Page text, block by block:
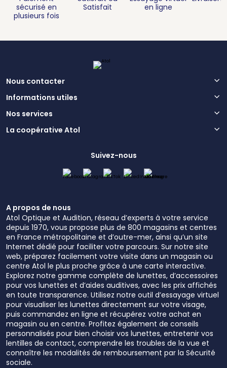
sécurisé en
plusieurs fois
Satisfait
en ligne
Nous contacter
Informations utiles
Nos services
La coopérative Atol
Suivez-nous
A propos de nous
Atol Optique et Audition, réseau d’experts à votre service
depuis 1970, vous propose plus de 800 magasins et centres
en France métropolitaine et d’outre-mer, ainsi qu’un site
Internet dédié pour faciliter votre parcours. Sur notre site
web, préparez facilement votre visite dans un magasin ou
centre Atol le plus proche grâce à une carte interactive.
Explorez notre gamme complète de lunettes, d’accessoires
pour vos lunettes et d’aides auditives, avec les prix affichés
en toute transparence. Utilisez notre outil d’essayage virtuel
pour visualiser les lunettes directement sur votre visage,
puis commandez en ligne et récupérez votre achat en
magasin ou en centre. Profitez également de conseils
personnalisés pour bien choisir vos lunettes, entretenir vos
lentilles de contact, comprendre les troubles de la vue et
connaître les modalités de remboursement par la Sécurité
sociale.